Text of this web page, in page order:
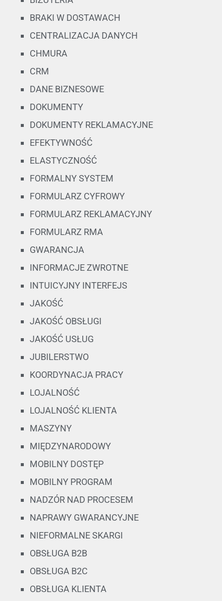
BRAKI W DOSTAWACH
CENTRALIZACJA DANYCH
CHMURA
CRM
DANE BIZNESOWE
DOKUMENTY
DOKUMENTY REKLAMACYJNE
EFEKTYWNOŚĆ
ELASTYCZNOŚĆ
FORMALNY SYSTEM
FORMULARZ CYFROWY
FORMULARZ REKLAMACYJNY
FORMULARZ RMA
GWARANCJA
INFORMACJE ZWROTNE
INTUICYJNY INTERFEJS
JAKOŚĆ
JAKOŚĆ OBSŁUGI
JAKOŚĆ USŁUG
JUBILERSTWO
KOORDYNACJA PRACY
LOJALNOŚĆ
LOJALNOŚĆ KLIENTA
MASZYNY
MIĘDZYNARODOWY
MOBILNY DOSTĘP
MOBILNY PROGRAM
NADZÓR NAD PROCESEM
NAPRAWY GWARANCYJNE
NIEFORMALNE SKARGI
OBSŁUGA B2B
OBSŁUGA B2C
OBSŁUGA KLIENTA